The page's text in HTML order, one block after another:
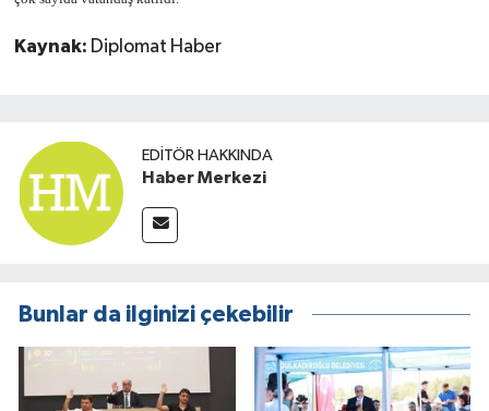
Kaynak: Diplomat Haber
EDITÖR HAKKINDA
Haber Merkezi
Bunlar da ilginizi çekebilir